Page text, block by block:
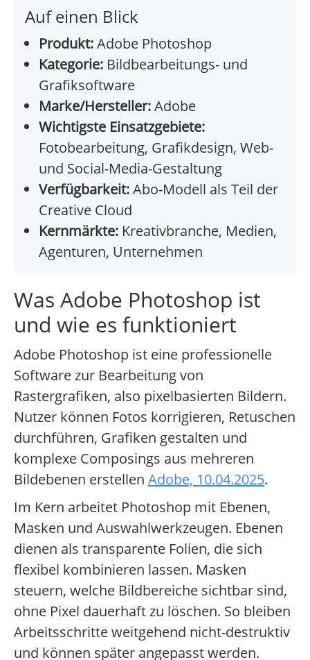
Auf einen Blick
Produkt:Adobe Photoshop
Kategorie: Bildbearbeitungs- und
Grafiksoftware
Marke/Hersteller:Adobe
Wichtigste Einsatzgebiete:
Fotobearbeitung, Grafikdesign, Web-
und Social-Media-Gestaltung
Verfügbarkeit:Abo-Modell als Teil der
Creative Cloud
Kernmärkte: Kreativbranche, Medien,
Agenturen, Unternehmen
Was Adobe Photoshop ist
und wie es funktioniert
Adobe Photoshop ist eine professionelle
Software zur Bearbeitung von
Rastergrafiken, also pixelbasierten Bildern.
Nutzer können Fotos korrigieren, Retuschen
durchführen, Grafiken gestalten und
komplexe Composings aus mehreren
Bildebenen erstellen Adobe, 10.04.2025.
Im Kern arbeitet Photoshop mit Ebenen,
Masken und Auswahlwerkzeugen. Ebenen
dienen als transparente Folien, die sich
flexibel kombinieren lassen. Masken
steuern, welche Bildbereiche sichtbar sind,
ohne Pixel dauerhaft zu löschen. So bleiben
Arbeitsschritte weitgehend nicht-destruktiv
und können später angepasst werden.